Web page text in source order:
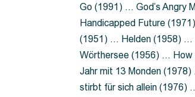
Go (1991) … God’s Angry
Handicapped Future
(1951) … Helden (1958) …
Wörthersee (1956) … How
Jahr mit 13 Monden
stirbt für sich allein